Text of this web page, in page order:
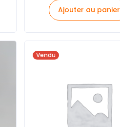
Ajouter au panier
Vendu